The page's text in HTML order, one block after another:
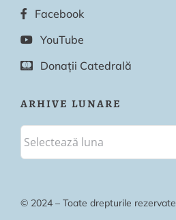
Facebook
YouTube
Donații Catedrală
ARHIVE LUNARE
© 2024 – Toate drepturile rezervate